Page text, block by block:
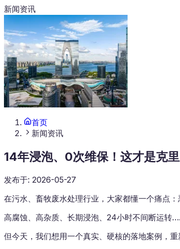
新闻资讯
首页
新闻资讯
14年浸泡、0次维保！这才是克
发布于: 2026-05-27
在污水、畜牧废水处理行业，大家都懂一个痛点：
高腐蚀、高杂质、长期浸泡、24小时不间断运转
但今天，我们想用一个真实、硬核的落地案例，重